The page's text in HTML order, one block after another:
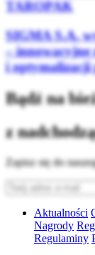
TAROPAK
SIGMA S.A.
– innowacyjne
i optymalizacji
Bądź na
z
Zapisz się do
Aktualności
Nagrody
Regulaminy